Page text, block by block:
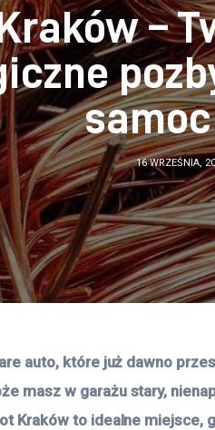
–
16 WRZEŚNIA,
auto, które już dawno
masz w garażu stary,
Kraków to idealne miejsce,